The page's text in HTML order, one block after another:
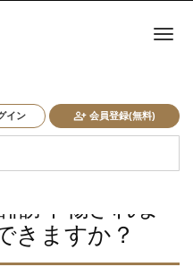
イン 会員登録(無料)
ナ
謗中傷されま
きますか？